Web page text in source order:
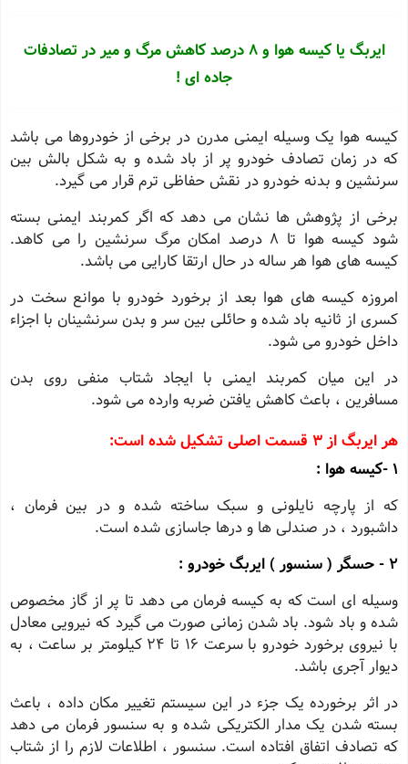
ایربگ یا کیسه هوا و 8 درصد کاهش مرگ و میر در تصادفات
جاده ای !
کیسه هوا یک وسیله ایمنی مدرن در برخی از خودروها می باشد
که در زمان تصادف خودرو پر از باد شده و به شکل بالش بین
سرنشین و بدنه خودرو در نقش حفاظی ترم قرار می گیرد.
برخی از پژوهش ها نشان می دهد که اگر کمربند ایمنی بسته
شود کیسه هوا تا 8 درصد امکان مرگ سرنشین را می کاهد.
کیسه های هوا هر ساله در حال ارتقا کارایی می باشد.
امروزه کیسه های هوا بعد از برخورد خودرو با موانع سخت در
کسری از ثانیه باد شده و حائلی بین سر و بدن سرنشینان با اجزاء
داخل خودرو می شود.
در این میان کمربند ایمنی با ایجاد شتاب منفی روی بدن
مسافرین ، باعث کاهش یافتن ضربه وارده می شود.
هر ایربگ از3 قسمت اصلی تشکیل شده است:
1 -کیسه هوا :
که از پارچه نایلونی و سبک ساخته شده و در بین فرمان ،
داشبورد ، در صندلی ها و درها جاسازی شده است.
2 - حسگر ( سنسور ) ایربگ خودرو :
وسیله ای است که به کیسه فرمان می دهد تا پر از گاز مخصوص
شده و باد شود. باد شدن زمانی صورت می گیرد که نیرویی معادل
با نیروی برخورد خودرو با سرعت 16 تا 24 کیلومتر بر ساعت ، به
دیوار آجری باشد.
در اثر برخورده یک جزء در این سیستم تغییر مکان داده ، باعث
بسته شدن یک مدار الکتریکی شده و به سنسور فرمان می دهد
که تصادف اتفاق افتاده است. سنسور ، اطلاعات لازم را از شتاب